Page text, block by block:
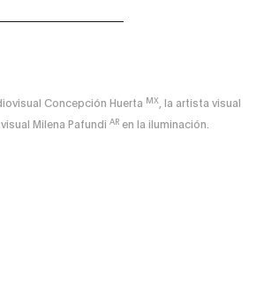
Concepción Huerta MX , la artista visual
Milena Pafundi AR en la iluminación.